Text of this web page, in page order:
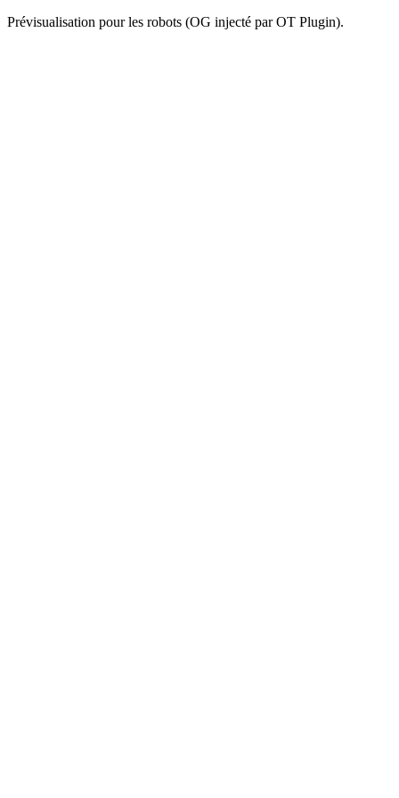
Prévisualisation pour les robots (OG injecté par OT Plugin).